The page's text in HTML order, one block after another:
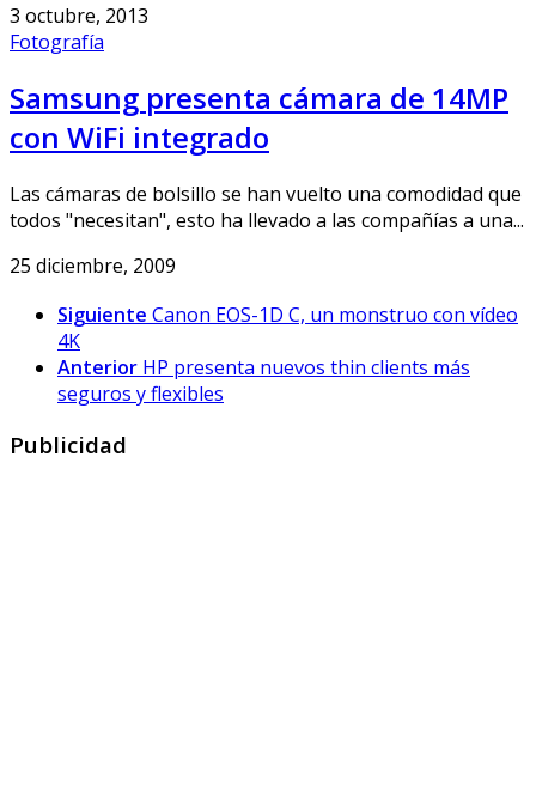
3 octubre, 2013
Fotografía
Samsung presenta cámara de 14MP
con WiFi integrado
Las cámaras de bolsillo se han vuelto una comodidad que
todos "necesitan", esto ha llevado a las compañías a una...
25 diciembre, 2009
Siguiente Canon EOS-1D C, un monstruo con vídeo
4K
Anterior HP presenta nuevos thin clients más
seguros y flexibles
Publicidad